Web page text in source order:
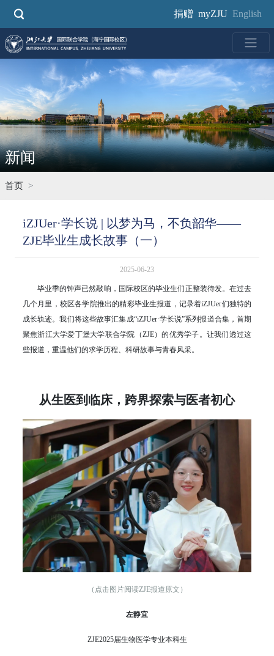
要
捐赠 myZJU English
新闻
首页
iZJUer·学长说 | 以梦为马，不负韶华——
ZJE毕业生成长故事（一）
2025-06-23
毕业季的钟声已然敲响，国际校区的毕业生们正整装待发。在过去
几个月里，校区各学院推出的精彩毕业生报道，记录着iZJUer们独特的
成长轨迹。我们将这些故事汇集成“iZJUer·学长说”系列报道合集，首期
聚焦浙江大学爱丁堡大学联合学院（ZJE）的优秀学子。让我们透过这
些报道，重温他们的求学历程、科研故事与青春风采。
从生医到临床，跨界探索与医者初心
（点击图片阅读ZJE报道原文）
左静宜
ZJE2025届生物医学专业本科生